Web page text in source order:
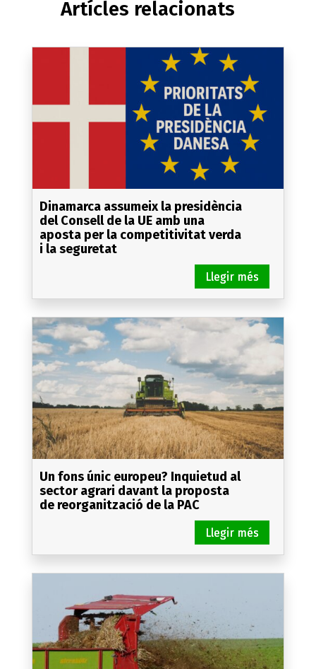
Artícles relacionats
Dinamarca assumeix la presidència
del Consell de la UE amb una
aposta per la competitivitat verda
i la seguretat
Un fons únic europeu? Inquietud al
sector agrari davant la proposta
de reorganització de la PAC